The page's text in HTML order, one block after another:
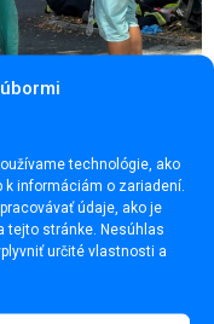
technológie, ako
informáciám o zariadení.
údaje, ako je
tejto stránke. Nesúhlas
určité vlastnosti a